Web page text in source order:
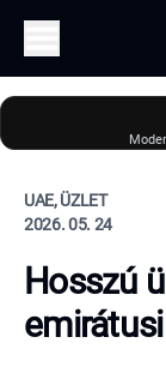
UAE, ÜZLET
2026. 05. 24
Hosszú